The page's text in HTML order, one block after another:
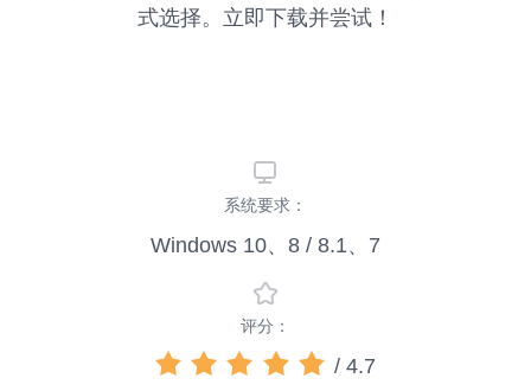
式选择。立即下载并尝试！
系统要求：
Windows 10、8 / 8.1、7
评分：
/ 4.7